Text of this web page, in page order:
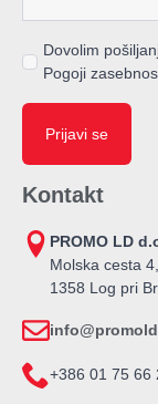
Dovolim
Pogoji
Prijavi se
Kontakt
PROMO LD
Molska cesta 4,
1358 Log pri
+386 01 75 66